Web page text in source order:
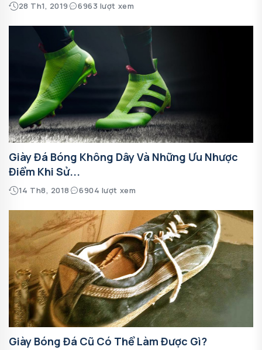
28 Th1, 2019 6963 lượt xem
Giày Đá Bóng Không Dây Và Những Ưu Nhược
Điểm Khi Sử...
14 Th8, 2018 6904 lượt xem
Giày Bóng Đá Cũ Có Thể Làm Được Gì?